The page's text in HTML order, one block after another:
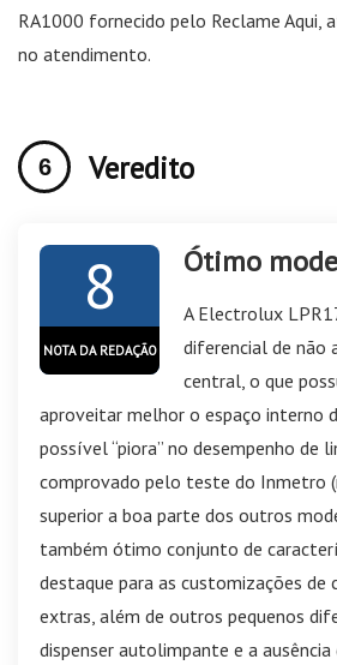
RA1000 fornecido pelo Reclame Aqui,
no atendimento.
Veredito
8
NOTA DA REDAÇÃO
Ótimo
A Electrolux
diferencial de não
central, o que
aproveitar melhor o espaço interno
possível “piora” no desempenho de
comprovado pelo teste do Inmetro
superior a boa parte dos outros
também ótimo conjunto de
destaque para as customizações de
extras, além de outros pequenos
dispenser autolimpante e a ausência